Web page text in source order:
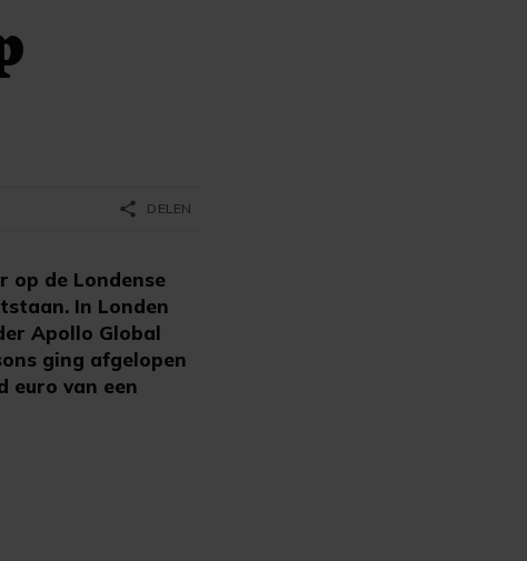
op de Londense
In Londen
Apollo Global
ging afgelopen
euro van een
share DELEN